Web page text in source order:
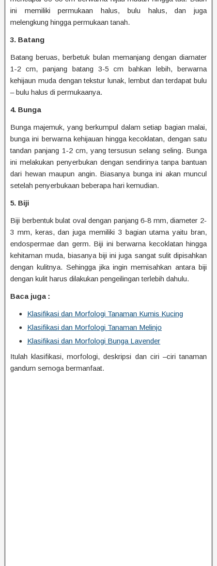
ini memiliki permukaan halus, bulu halus, dan juga
melengkung hingga permukaan tanah.
3. Batang
Batang beruas, berbetuk bulan memanjang dengan diamater
1-2 cm, panjang batang 3-5 cm bahkan lebih, berwarna
kehijaun muda dengan tekstur lunak, lembut dan terdapat bulu
– bulu halus di permukaanya.
4. Bunga
Bunga majemuk, yang berkumpul dalam setiap bagian malai,
bunga ini berwarna kehijauan hingga kecoklatan, dengan satu
tandan panjang 1-2 cm, yang tersusun selang seling. Bunga
ini melakukan penyerbukan dengan sendirinya tanpa bantuan
dari hewan maupun angin. Biasanya bunga ini akan muncul
setelah penyerbukaan beberapa hari kemudian.
5. Biji
Biji berbentuk bulat oval dengan panjang 6-8 mm, diameter 2-
3 mm, keras, dan juga memiliki 3 bagian utama yaitu bran,
endospermae dan germ. Biji ini berwarna kecoklatan hingga
kehitaman muda, biasanya biji ini juga sangat sulit dipisahkan
dengan kulitnya. Sehingga jika ingin memisahkan antara biji
dengan kulit harus dilakukan pengeilingan terlebih dahulu.
Baca juga :
Klasifikasi dan Morfologi Tanaman Kumis Kucing
Klasifikasi dan Morfologi Tanaman Melinjo
Klasifikasi dan Morfologi Bunga Lavender
Itulah klasifikasi, morfologi, deskripsi dan ciri –ciri tanaman
gandum semoga bermanfaat.